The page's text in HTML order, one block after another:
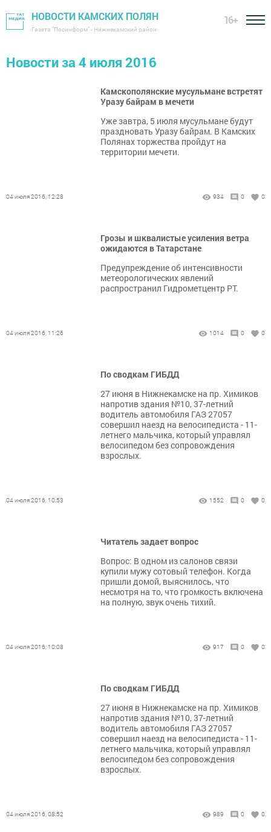
НОВОСТИ КАМСКИХ ПОЛЯН
Газета "Посинформ" - Нижнекамский район
16+
Новости за 4 июля 2016
Камскополянские мусульмане встретят
Уразу байрам в мечети
Уже завтра, 5 июля мусульмане будут
праздновать Уразу байрам. В Камских
Полянах торжества пройдут на
территории мечети.
04 июля 2016, 12:28 934 0 0
Грозы и шквалистые усиления ветра
ожидаются в Татарстане
Предупреждение об интенсивности
метеорологических явлений
распространил Гидрометцентр РТ.
04 июля 2016, 11:26 1014 0 0
По сводкам ГИБДД
27 июня в Нижнекамске на пр. Химиков
напротив здания №10, 37-летний
водитель автомобиля ГАЗ 27057
совершил наезд на велосипедиста - 11-
летнего мальчика, который управлял
велосипедом без сопровождения
взрослых.
04 июля 2016, 10:53 1552 0 0
Читатель задает вопрос
Вопрос: В одном из салонов связи
купили мужу сотовый телефон. Когда
пришли домой, выяснилось, что
несмотря на то, что громкость включена
на полную, звук очень тихий.
04 июля 2016, 10:08 917 0 0
По сводкам ГИБДД
27 июня в Нижнекамске на пр. Химиков
напротив здания №10, 37-летний
водитель автомобиля ГАЗ 27057
совершил наезд на велосипедиста - 11-
летнего мальчика, который управлял
велосипедом без сопровождения
взрослых.
04 июля 2016, 08:52 989 0 0